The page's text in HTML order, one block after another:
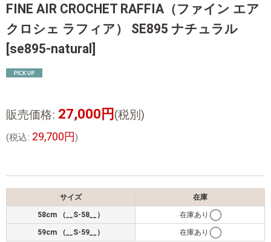
FINE AIR CROCHET RAFFIA（ファイン エア
クロシェ ラフィア） SE895 ナチュラル
[se895-natural ]
販売価格: 27,000円(税別)
(税込: 29,700円)
サイズ 在庫
58cm （__S-58__） 在庫あり
59cm （__S-59__） 在庫あり